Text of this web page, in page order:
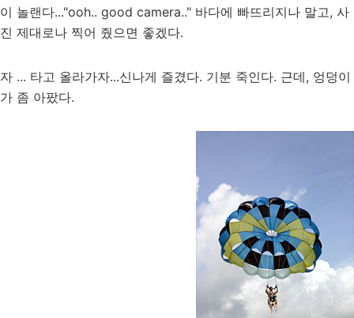
이 놀랜다..."ooh.. good camera.." 바다에 빠뜨리지나 말고, 사
진 제대로나 찍어 줬으면 좋겠다.
자 ... 타고 올라가자...신나게 즐겼다. 기분 죽인다. 근데, 엉덩이
가 좀 아팠다.